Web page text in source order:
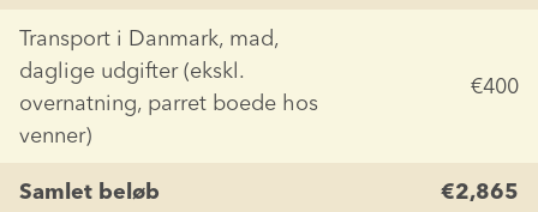
Transport i Danmark, mad,
daglige udgifter (ekskl.
overnatning, parret boede hos
venner)
€400
Samlet beløb €2,865